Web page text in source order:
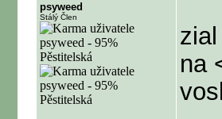
psyweed
Stálý Člen
na